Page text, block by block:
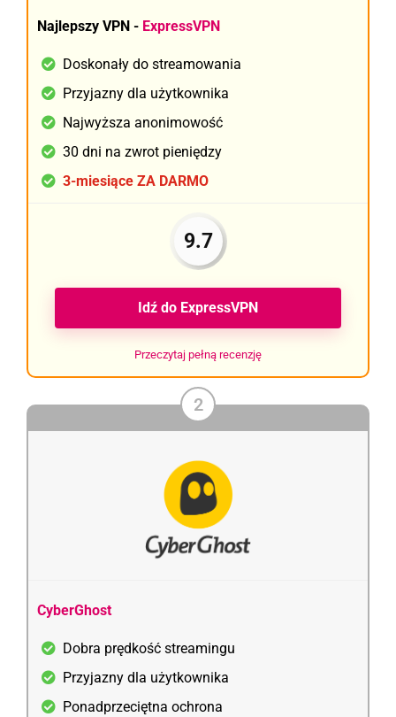
Najlepszy VPN - ExpressVPN
Doskonały do streamowania
Przyjazny dla użytkownika
Najwyższa anonimowość
30 dni na zwrot pieniędzy
3-miesiące ZA DARMO
9.7
Idź do ExpressVPN
Przeczytaj pełną recenzję
2
CyberGhost
Dobra prędkość streamingu
Przyjazny dla użytkownika
Ponadprzeciętna ochrona